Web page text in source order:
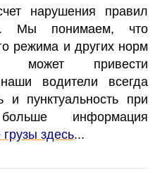
нарушения правил
Мы понимаем, что
режима и других норм
может привести
водители всегда
и пунктуальность при
информация
здесь...